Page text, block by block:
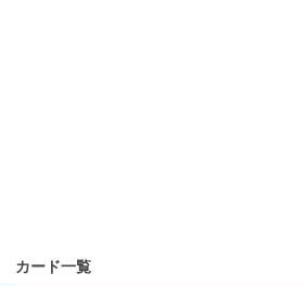
カード一覧